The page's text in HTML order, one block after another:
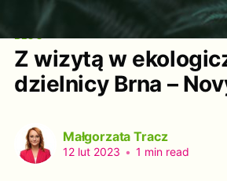
Z wizytą w
dzielnicy Brna –
Małgorzata Tracz
12 lut 2023 • 1 min read